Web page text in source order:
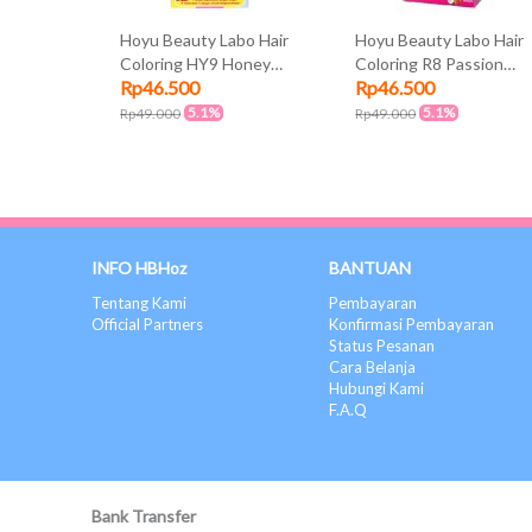
Hoyu Beauty Labo Hair
Coloring HY9 Honey
Blonde
Rp46.500
Rp49.000 5.1%
Hoyu Beauty Labo Hair
Coloring R8 Passion
Red
Rp46.500
Rp49.000 5.1%
INFO HBHoz
Tentang Kami
Official Partners
BANTUAN
Pembayaran
Konfirmasi Pembayaran
Status Pesanan
Cara Belanja
Hubungi Kami
F.A.Q
Bank Transfer